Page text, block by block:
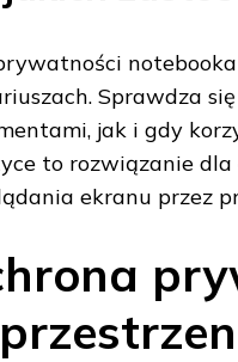
Sprawdza
jak i gdy
to rozwiązanie dla
ekranu przez